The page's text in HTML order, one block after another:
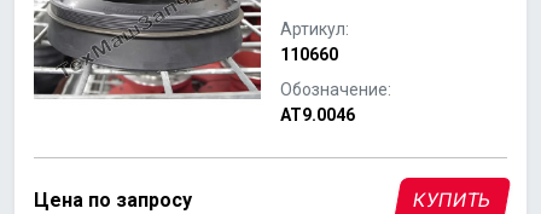
Артикул:
110660
Обозначение:
АТ9.0046
Цена по запросу КУПИТЬ